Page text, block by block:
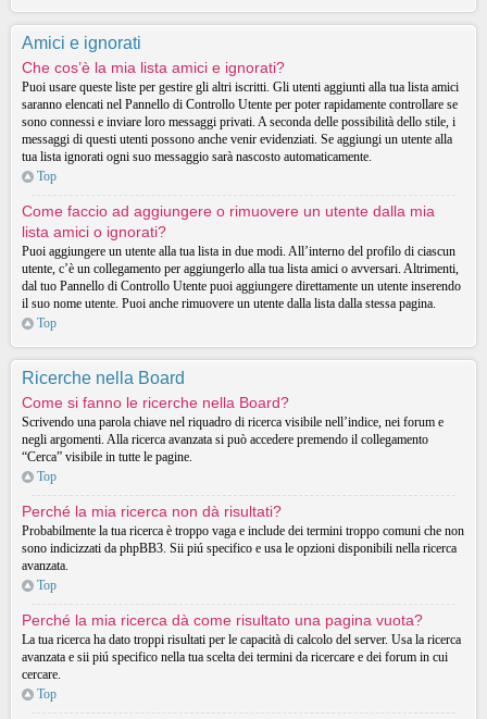
Amici e ignorati
Che cos’è la mia lista amici e ignorati?
Puoi usare queste liste per gestire gli altri iscritti. Gli utenti aggiunti alla tua lista amici
saranno elencati nel Pannello di Controllo Utente per poter rapidamente controllare se
sono connessi e inviare loro messaggi privati. A seconda delle possibilità dello stile, i
messaggi di questi utenti possono anche venir evidenziati. Se aggiungi un utente alla
tua lista ignorati ogni suo messaggio sarà nascosto automaticamente.
Top
Come faccio ad aggiungere o rimuovere un utente dalla mia
lista amici o ignorati?
Puoi aggiungere un utente alla tua lista in due modi. All’interno del profilo di ciascun
utente, c’è un collegamento per aggiungerlo alla tua lista amici o avversari. Altrimenti,
dal tuo Pannello di Controllo Utente puoi aggiungere direttamente un utente inserendo
il suo nome utente. Puoi anche rimuovere un utente dalla lista dalla stessa pagina.
Top
Ricerche nella Board
Come si fanno le ricerche nella Board?
Scrivendo una parola chiave nel riquadro di ricerca visibile nell’indice, nei forum e
negli argomenti. Alla ricerca avanzata si può accedere premendo il collegamento
“Cerca” visibile in tutte le pagine.
Top
Perché la mia ricerca non dà risultati?
Probabilmente la tua ricerca è troppo vaga e include dei termini troppo comuni che non
sono indicizzati da phpBB3. Sii piú specifico e usa le opzioni disponibili nella ricerca
avanzata.
Top
Perché la mia ricerca dà come risultato una pagina vuota?
La tua ricerca ha dato troppi risultati per le capacità di calcolo del server. Usa la ricerca
avanzata e sii piú specifico nella tua scelta dei termini da ricercare e dei forum in cui
cercare.
Top